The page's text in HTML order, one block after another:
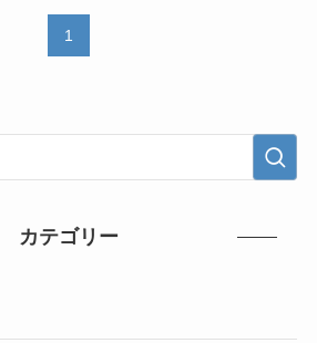
1
カテゴリー